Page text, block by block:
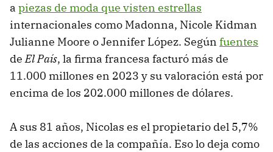
a piezas de moda que visten estrellas
internacionales como Madonna, Nicole Kidman
Julianne Moore o Jennifer López. Según fuentes
deEl País, la firma francesa facturó más de
11.000 millones en 2023 y su valoración está por
encima de los 202.000 millones de dólares.
A sus 81 años, Nicolas es el propietario del 5,7%
de las acciones de la compañía. Eso lo deja como